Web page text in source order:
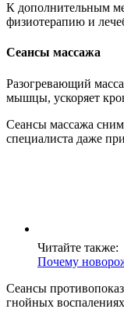
К дополнительным
физиотерапию и
Сеансы массажа
Разогревающий
мышцы, ускоряет
Сеансы массажа
специалиста даже
Читайте также:
Почему
Сеансы
гнойных